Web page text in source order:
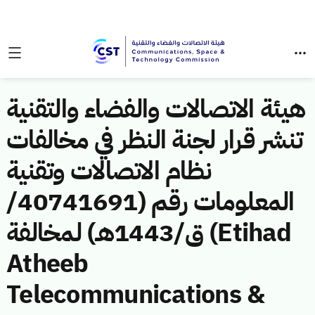
هيئة الاتصالات والفضاء والتقنية
تنشر قرار لجنة النظر في مخالفات
نظام الاتصالات وتقنية
المعلومات رقم (40741691/
ق/1443هـ) لمخالفة (Etihad
Atheeb
Telecommunications &